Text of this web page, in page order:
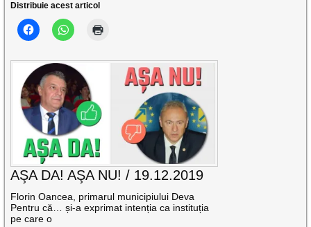
Distribuie acest articol
AŞA DA! AŞA NU! / 19.12.2019
Florin Oancea, primarul municipiului Deva
Pentru că… și-a exprimat intenția ca instituția
pe care o